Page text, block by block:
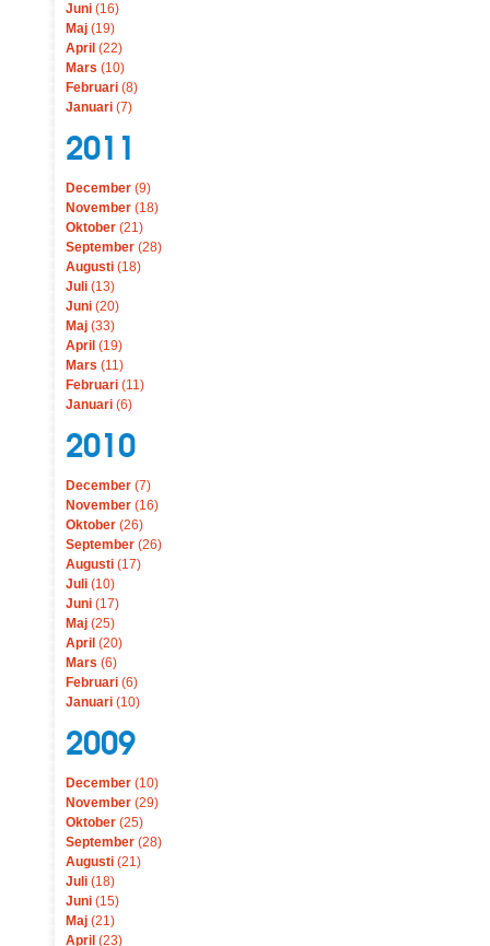
Juni (16)
Maj (19)
April (22)
Mars (10)
Februari (8)
Januari (7)
2011
December (9)
November (18)
Oktober (21)
September (28)
Augusti (18)
Juli (13)
Juni (20)
Maj (33)
April (19)
Mars (11)
Februari (11)
Januari (6)
2010
December (7)
November (16)
Oktober (26)
September (26)
Augusti (17)
Juli (10)
Juni (17)
Maj (25)
April (20)
Mars (6)
Februari (6)
Januari (10)
2009
December (10)
November (29)
Oktober (25)
September (28)
Augusti (21)
Juli (18)
Juni (15)
Maj (21)
April (23)